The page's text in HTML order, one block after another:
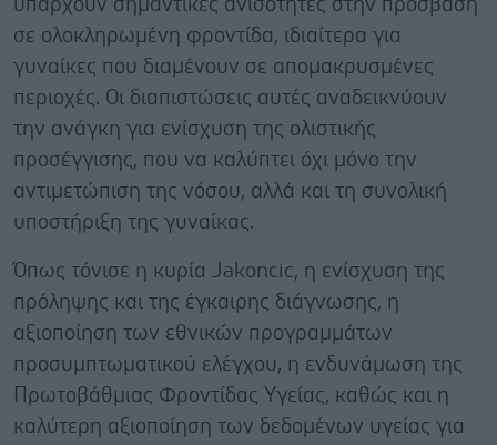
υπάρχουν σημαντικές ανισότητες στην πρόσβαση
σε ολοκληρωμένη φροντίδα, ιδιαίτερα για
γυναίκες που διαμένουν σε απομακρυσμένες
περιοχές. Οι διαπιστώσεις αυτές αναδεικνύουν
την ανάγκη για ενίσχυση της ολιστικής
προσέγγισης, που να καλύπτει όχι μόνο την
αντιμετώπιση της νόσου, αλλά και τη συνολική
υποστήριξη της γυναίκας.
Όπως τόνισε η κυρία Jakoncic, η ενίσχυση της
πρόληψης και της έγκαιρης διάγνωσης, η
αξιοποίηση των εθνικών προγραμμάτων
προσυμπτωματικού ελέγχου, η ενδυνάμωση της
Πρωτοβάθμιας Φροντίδας Υγείας, καθώς και η
καλύτερη αξιοποίηση των δεδομένων υγείας για